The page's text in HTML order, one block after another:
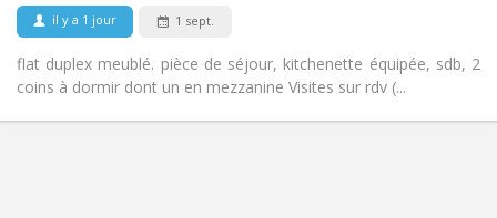
il y a 1 jour 1 sept.
flat duplex meublé. pièce de séjour, kitchenette équipée, sdb, 2
coins à dormir dont un en mezzanine Visites sur rdv (...